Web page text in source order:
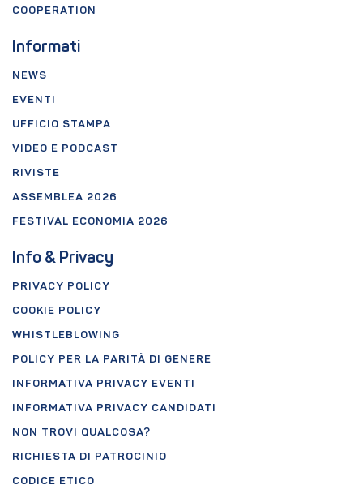
COOPERATION
Informati
NEWS
EVENTI
UFFICIO STAMPA
VIDEO E PODCAST
RIVISTE
ASSEMBLEA 2026
FESTIVAL ECONOMIA 2026
Info & Privacy
PRIVACY POLICY
COOKIE POLICY
WHISTLEBLOWING
POLICY PER LA PARITÀ DI GENERE
INFORMATIVA PRIVACY EVENTI
INFORMATIVA PRIVACY CANDIDATI
NON TROVI QUALCOSA?
RICHIESTA DI PATROCINIO
CODICE ETICO